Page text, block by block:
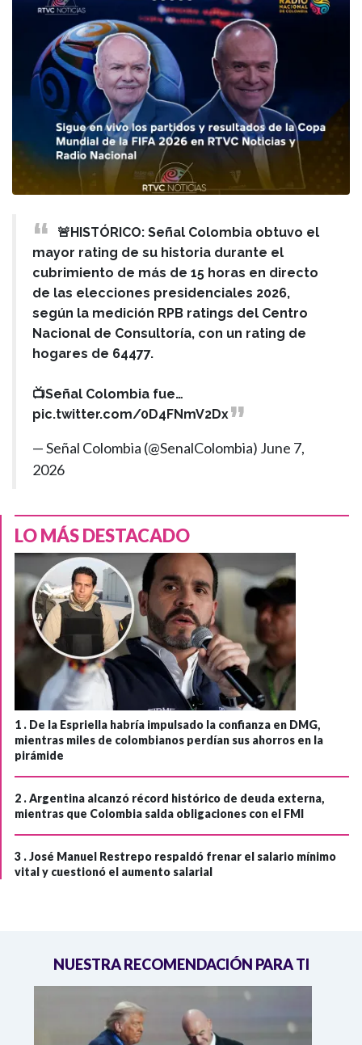
🚨HISTÓRICO: Señal Colombia obtuvo el
mayor rating de su historia durante el
cubrimiento de más de 15 horas en directo
de las elecciones presidenciales 2026,
según la medición RPB ratings del Centro
Nacional de Consultoría, con un rating de
hogares de 64477.
📺Señal Colombia fue…
pic.twitter.com/0D4FNmV2Dx
— Señal Colombia (@SenalColombia) June 7,
2026
LO MÁS DESTACADO
1 . De la Espriella habría impulsado la confianza en DMG,
mientras miles de colombianos perdían sus ahorros en la
pirámide
2 .Argentina alcanzó récord histórico de deuda externa,
mientras que Colombia salda obligaciones con el FMI
3 .José Manuel Restrepo respaldó frenar el salario mínimo
vital y cuestionó el aumento salarial
NUESTRA RECOMENDACIÓN PARA TI